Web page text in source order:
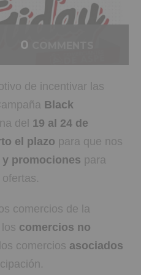
0
de incentivar las
Black
del 19 al 24 de
el plazo para que nos
y promociones para
comercios de la
comercios no
los comercios asociados